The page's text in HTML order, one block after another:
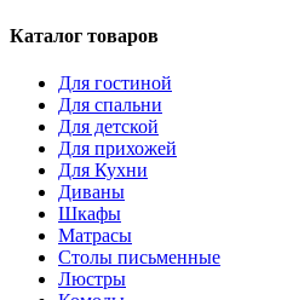
Каталог товаров
Для гостиной
Для спальни
Для детской
Для прихожей
Для Кухни
Диваны
Шкафы
Матрасы
Столы письменные
Люстры